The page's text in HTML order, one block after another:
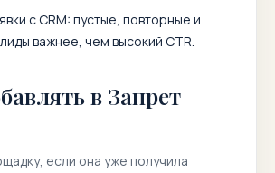
с CRM: пустые, повторные и
важнее, чем высокий CTR.
в Запрет
если она уже получила